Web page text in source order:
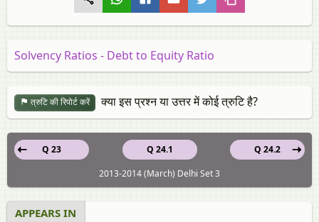
Solvency Ratios - Debt to Equity Ratio
त्रुटि की रिपोर्ट करें क्या इस प्रश्न या उत्तर में कोई त्रुटि है?
Q 24.1
Q 23
Q 24.2
2013-2014 (March) Delhi Set 3
APPEARS IN